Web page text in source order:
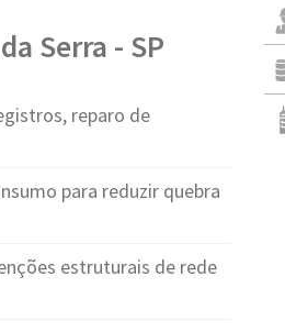
Serra - SP
reparo de
para reduzir quebra
estruturais de rede